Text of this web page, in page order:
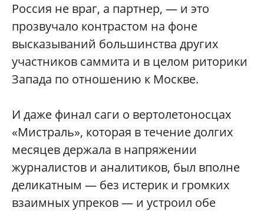
Россия не враг, а партнер, — и это
прозвучало контрастом на фоне
высказываний большинства других
участников саммита и в целом риторики
Запада по отношению к Москве.
И даже финал саги о вертолетоносцах
«Мистраль», которая в течение долгих
месяцев держала в напряжении
журналистов и аналитиков, был вполне
деликатным — без истерик и громких
взаимных упреков — и устроил обе